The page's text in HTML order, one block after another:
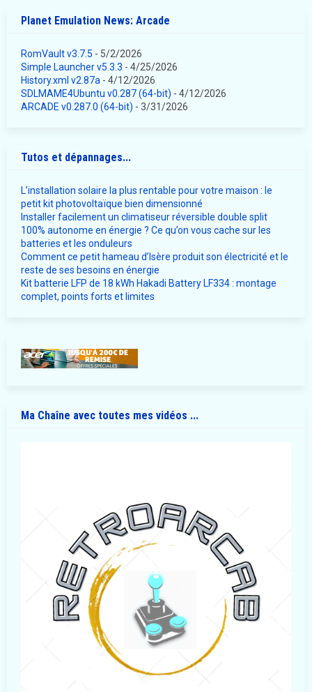
Planet Emulation News: Arcade
RomVault v3.7.5 - 5/2/2026
Simple Launcher v5.3.3 - 4/25/2026
History.xml v2.87a - 4/12/2026
SDLMAME4Ubuntu v0.287 (64-bit) - 4/12/2026
ARCADE v0.287.0 (64-bit) - 3/31/2026
Tutos et dépannages...
L’installation solaire la plus rentable pour votre maison : le
petit kit photovoltaïque bien dimensionné
Installer facilement un climatiseur réversible double split
100% autonome en énergie ? Ce qu’on vous cache sur les
batteries et les onduleurs
Comment ce petit hameau d’Isère produit son électricité et le
reste de ses besoins en énergie
Kit batterie LFP de 18 kWh Hakadi Battery LF334 : montage
complet, points forts et limites
Ma Chaîne avec toutes mes vidéos ...